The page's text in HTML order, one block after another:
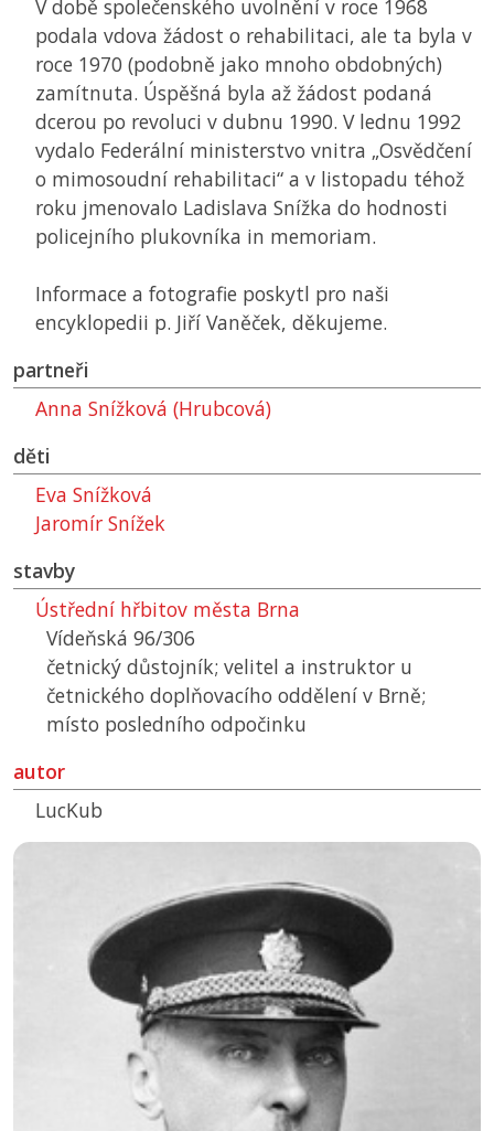
V době společenského uvolnění v roce 1968
podala vdova žádost o rehabilitaci, ale ta byla v
roce 1970 (podobně jako mnoho obdobných)
zamítnuta. Úspěšná byla až žádost podaná
dcerou po revoluci v dubnu 1990. V lednu 1992
vydalo Federální ministerstvo vnitra „Osvědčení
o mimosoudní rehabilitaci“ a v listopadu téhož
roku jmenovalo Ladislava Snížka do hodnosti
policejního plukovníka in memoriam.
Informace a fotografie poskytl pro naši
encyklopedii p. Jiří Vaněček, děkujeme.
partneři
Anna Snížková (Hrubcová)
děti
Eva Snížková
Jaromír Snížek
stavby
Ústřední hřbitov města Brna
Vídeňská 96/306
četnický důstojník; velitel a instruktor u
četnického doplňovacího oddělení v Brně;
místo posledního odpočinku
autor
LucKub